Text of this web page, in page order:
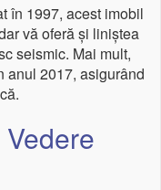
în 1997, acest imobil
vă oferă și liniștea
seismic. Mai mult,
anul 2017, asigurând